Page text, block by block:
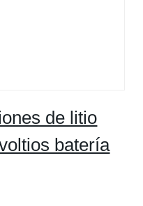
de litio
batería